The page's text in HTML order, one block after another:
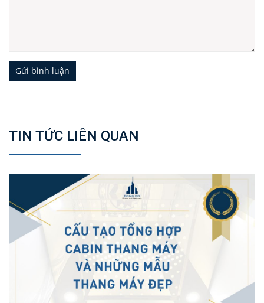
Gửi bình luận
TIN TỨC LIÊN QUAN